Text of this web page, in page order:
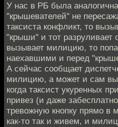
У нас в РБ была
"крышевателей" не
таксиста конфликт, то
"крыши" и тот разруливает
вызывает милицию, то
наехавшими и перед
А сейчас сообщает
милицию, а может и сам
когда таксист укуренных
привез (и даже
тревожную кнопку прямо в
как-то так и живем, и